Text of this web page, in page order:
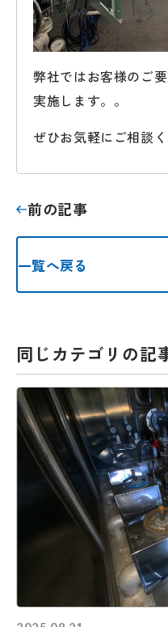
弊社ではお客様のご
実施します。。
ぜひお気軽にご相談く
前の記事
一覧へ戻る
同じカテゴリの記